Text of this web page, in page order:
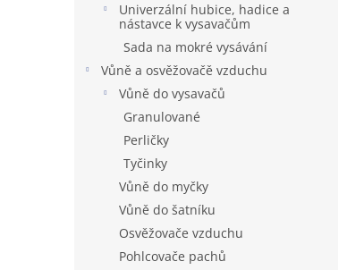
Univerzální hubice, hadice a
nástavce k vysavačům
Sada na mokré vysávání
Vůně a osvěžovačě vzduchu
Vůně do vysavačů
Granulované
Perličky
Tyčinky
Vůně do myčky
Vůně do šatníku
Osvěžovače vzduchu
Pohlcovače pachů